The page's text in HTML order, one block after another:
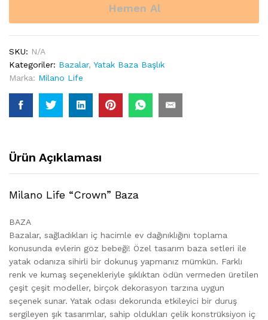
Hemen Al
SKU: N/A
Kategoriler: Bazalar, Yatak Baza Başlık
Marka: Milano Life
Ürün Açıklaması
Milano Life “Crown” Baza
BAZA
Bazalar, sağladıkları iç hacimle ev dağınıklığını toplama
konusunda evlerin göz bebeği! Özel tasarım baza setleri ile
yatak odanıza sihirli bir dokunuş yapmanız mümkün. Farklı
renk ve kumaş seçenekleriyle şıklıktan ödün vermeden üretilen
çeşit çeşit modeller, birçok dekorasyon tarzına uygun
seçenek sunar. Yatak odası dekorunda etkileyici bir duruş
sergileyen şık tasarımlar, sahip oldukları çelik konstrüksiyon iç